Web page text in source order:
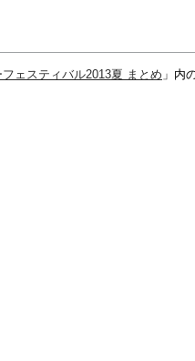
フェスティバル2013夏 まとめ 」内